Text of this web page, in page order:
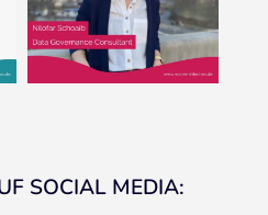
SOCIAL MEDIA: